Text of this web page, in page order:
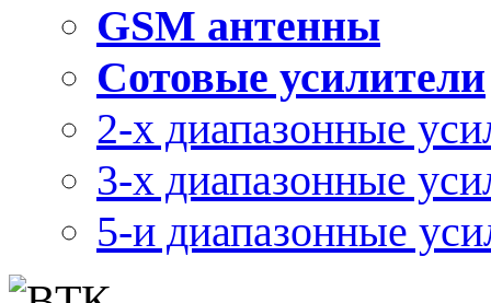
GSM антенны
Сотовые усилители
2-х диапазонные
3-х диапазонные
5-и диапазонные